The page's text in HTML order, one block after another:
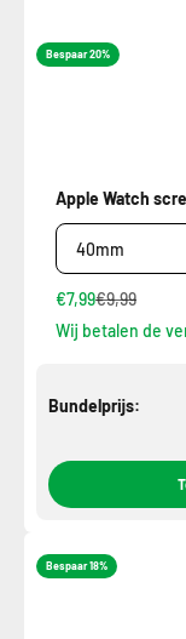
Bespaar 20%
Apple Watch
€7,99€9,99
Wij betalen de
Bundelprijs:
Bespaar 18%